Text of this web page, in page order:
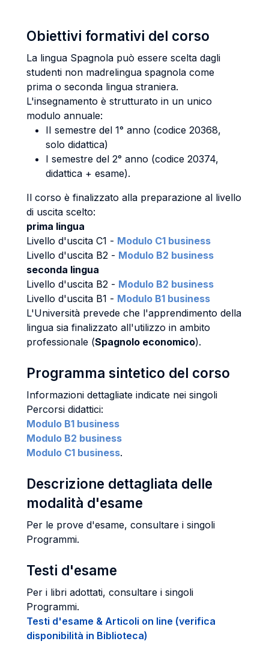
Obiettivi formativi del corso
La lingua Spagnola può essere scelta dagli
studenti non madrelingua spagnola come
prima o seconda lingua straniera.
L'insegnamento è strutturato in un unico
modulo annuale:
II semestre del 1° anno (codice 20368,
solo didattica)
I semestre del 2° anno (codice 20374,
didattica + esame).
Il corso è finalizzato alla preparazione al livello
di uscita scelto:
prima lingua
Livello d'uscita C1 - Modulo C1 business
Livello d'uscita B2 - Modulo B2 business
seconda lingua
Livello d'uscita B2 - Modulo B2 business
Livello d'uscita B1 - Modulo B1 business
L'Università prevede che l'apprendimento della
lingua sia finalizzato all'utilizzo in ambito
professionale (Spagnolo economico).
Programma sintetico del corso
Informazioni dettagliate indicate nei singoli
Percorsi didattici:
Modulo B1 business
Modulo B2 business
Modulo C1 business.
Descrizione dettagliata delle
modalità d'esame
Per le prove d'esame, consultare i singoli
Programmi.
Testi d'esame
Per i libri adottati, consultare i singoli
Programmi.
Testi d'esame & Articoli on line (verifica
disponibilità in Biblioteca)